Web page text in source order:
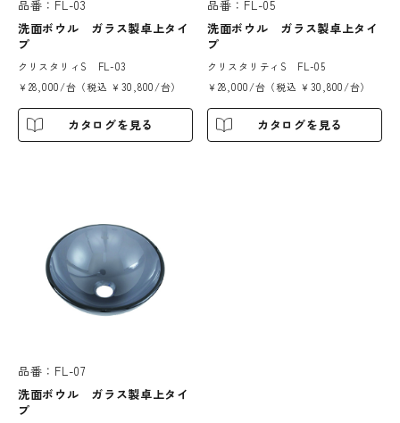
品番：FL-03
洗面ボウル ガラス製卓上タイ
プ
クリスタリィS FL-03
￥28,000/台（税込 ￥30,800/台）
カタログを見る
品番：FL-05
洗面ボウル ガラス製卓上タイ
プ
クリスタリティS FL-05
￥28,000/台（税込 ￥30,800/台）
カタログを見る
品番：FL-07
洗面ボウル ガラス製卓上タイ
プ